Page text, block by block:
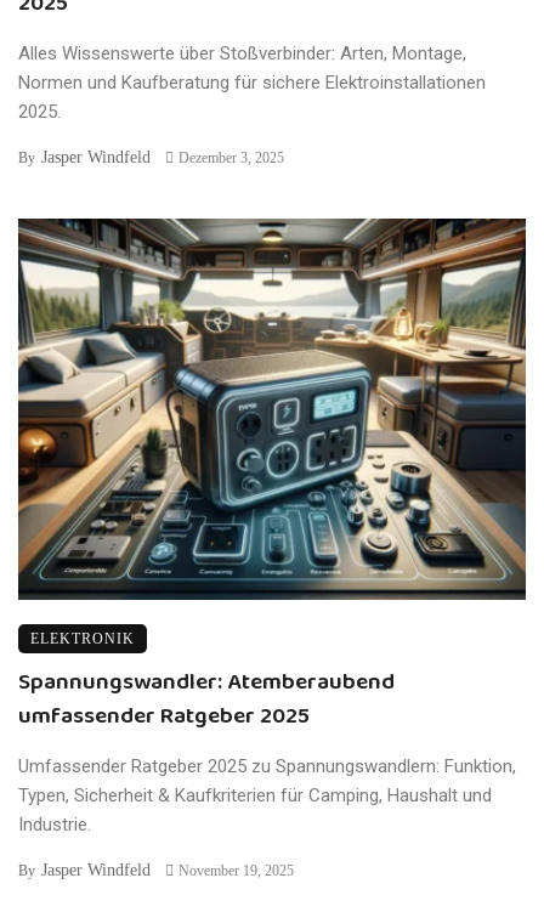
Alles Wissenswerte über Stoßverbinder: Arten, Montage,
Normen und Kaufberatung für sichere Elektroinstallationen
2025.
By Jasper Windfeld Dezember 3, 2025
ELEKTRONIK
Spannungswandler: Atemberaubend
umfassender Ratgeber 2025
Umfassender Ratgeber 2025 zu Spannungswandlern: Funktion,
Typen, Sicherheit & Kaufkriterien für Camping, Haushalt und
Industrie.
By Jasper Windfeld November 19, 2025